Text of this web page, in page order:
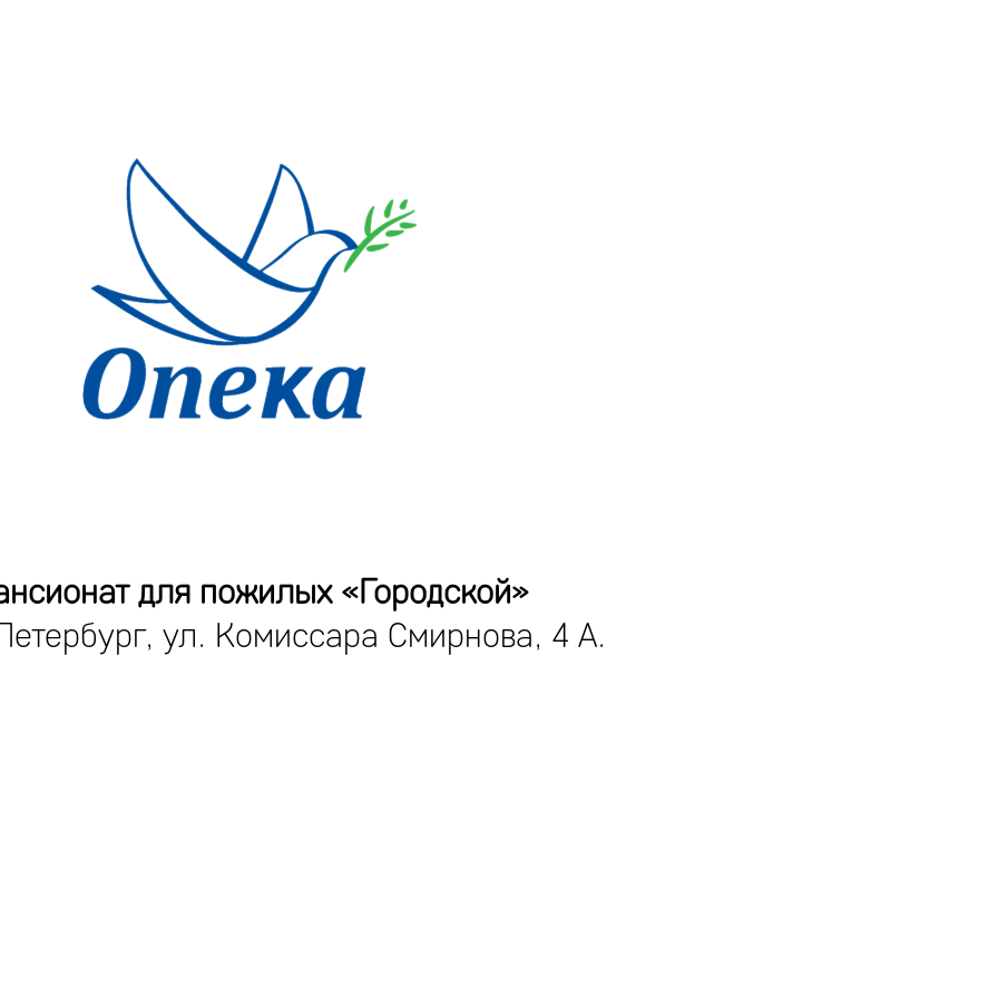
для пожилых «Городской»
ул. Комиссара Смирнова, 4 А.